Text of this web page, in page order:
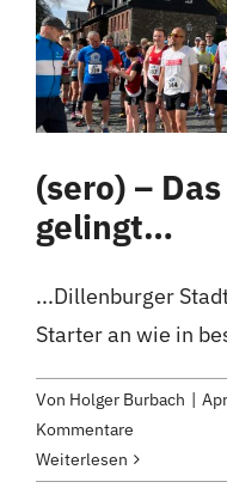
(sero) –
gelingt…
...Dillenburger
Starter an wie in
Von Holger Burbach |
Kommentare
Weiterlesen